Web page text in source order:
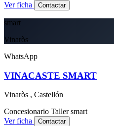
Ver ficha
Contactar
smart
Vinaròs
WhatsApp
VINACASTE SMART
Vinaròs , Castellón
Concesionario Taller smart
Ver ficha
Contactar